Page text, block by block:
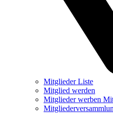
Mitglieder Liste
Mitglied werden
Mitglieder werben